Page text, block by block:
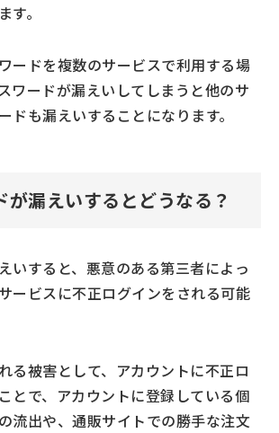
す。
ードを複数のサービスで利用する場
ワードが漏えいしてしまうと他のサ
ドも漏えいすることになります。
が漏えいするとどうなる？
いすると、悪意のある第三者によっ
ービスに不正ログインをされる可能
る被害として、アカウントに不正ロ
とで、アカウントに登録している個
流出や、通販サイトでの勝手な注文